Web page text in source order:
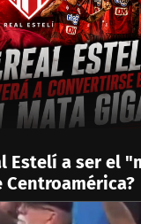
Estelí a ser el